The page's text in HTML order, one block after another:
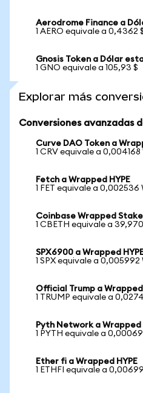
Aerodrome Finance a
1 AERO equivale a 0,4362
Gnosis Token a Dólar
1 GNO equivale a 105,93 $
Explorar más
Conversiones avanzadas
Curve DAO Token a
1 CRV equivale a 0,004168
Fetch a Wrapped HYPE
1 FET equivale a 0,002536
Coinbase Wrapped
1 CBETH equivale a
SPX6900 a Wrapped
1 SPX equivale a 0,005992
Official Trump a Wrapped
1 TRUMP equivale a
Pyth Network a Wrapped
1 PYTH equivale a
Ether fi a Wrapped HYPE
1 ETHFI equivale a